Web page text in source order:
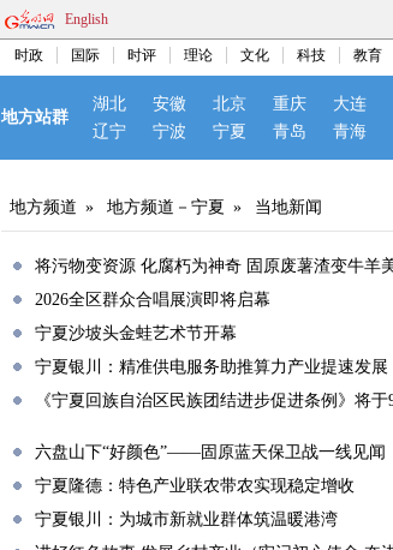
English
时政 国际 时评 理论 文化 科技 教育
地方站群
湖北 安徽 北京 重庆 大连
辽宁
宁波 宁夏 青岛 青海
地方频道 » 地方频道－宁夏 » 当地新闻
将污物变资源 化腐朽为神奇 固原废薯渣变牛羊
2026全区群众合唱展演即将启幕
宁夏沙坡头金蛙艺术节开幕
宁夏银川：精准供电服务助推算力产业提速发展
《宁夏回族自治区民族团结进步促进条例》将
六盘山下“好颜色”——固原蓝天保卫战一线见闻
宁夏隆德：特色产业联农带农实现稳定增收
宁夏银川：为城市新就业群体筑温暖港湾